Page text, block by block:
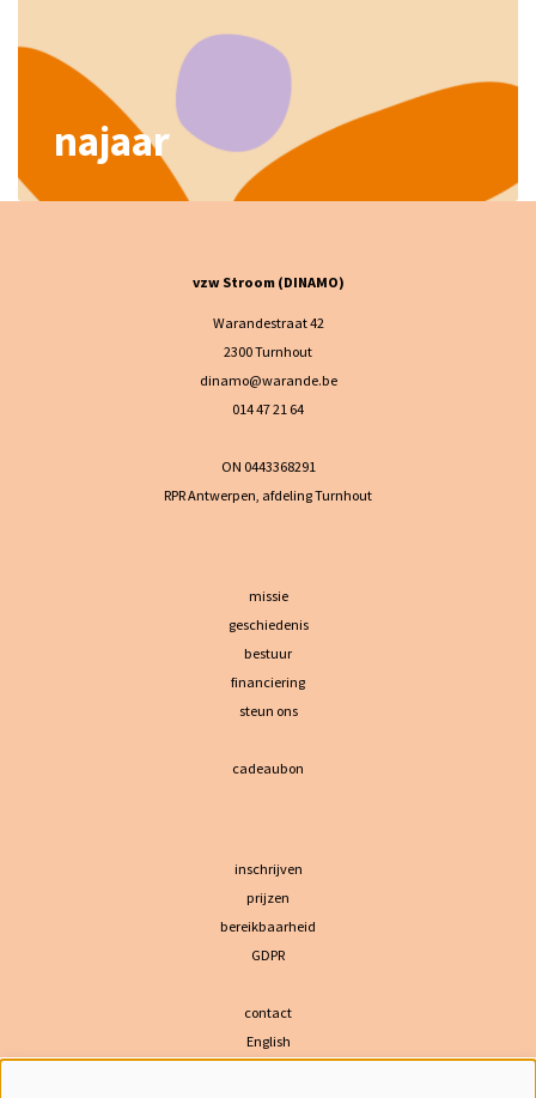
najaar
vzw Stroom (DINAMO)
Warandestraat 42
2300 Turnhout
dinamo@warande.be
014 47 21 64
ON 0443368291
RPR Antwerpen, afdeling Turnhout
missie
geschiedenis
bestuur
financiering
steun ons
cadeaubon
inschrijven
prijzen
bereikbaarheid
GDPR
contact
English